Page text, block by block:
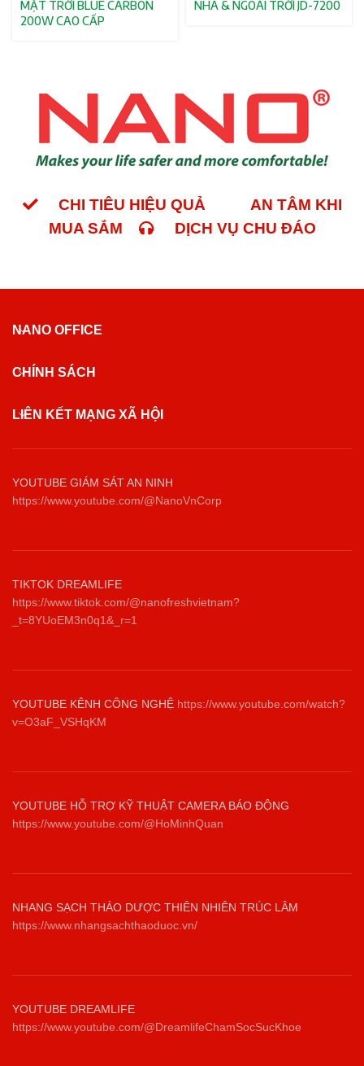
MẶT TRỜI BLUE CARBON
200W CAO CẤP
NHÀ & NGOÀI TRỜI JD-7200
CHI TIÊU HIỆU QUẢ
AN TÂM KHI
MUA SẮM
DỊCH VỤ CHU ĐÁO
NANO OFFICE
CHÍNH SÁCH
LIÊN KẾT MẠNG XÃ HỘI
YOUTUBE GIÁM SÁT AN NINH
https://www.youtube.com/@NanoVnCorp
TIKTOK DREAMLIFE
https://www.tiktok.com/@nanofreshvietnam?
_t=8YUoEM3n0q1&_r=1
YOUTUBE KÊNH CÔNG NGHỆ https://www.youtube.com/watch?
v=O3aF_VSHqKM
YOUTUBE HỖ TRỢ KỸ THUẬT CAMERA BÁO ĐỘNG
https://www.youtube.com/@HoMinhQuan
NHANG SẠCH THẢO DƯỢC THIÊN NHIÊN TRÚC LÂM
https://www.nhangsachthaoduoc.vn/
YOUTUBE DREAMLIFE
https://www.youtube.com/@DreamlifeChamSocSucKhoe